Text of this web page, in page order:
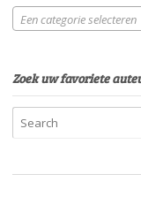
Een categorie selecteren
Zoek uw favoriete